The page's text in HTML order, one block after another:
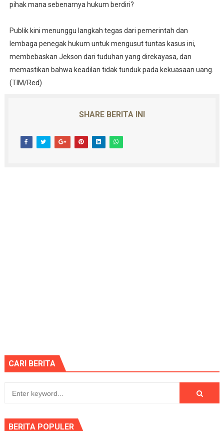
pihak mana sebenarnya hukum berdiri?
Publik kini menunggu langkah tegas dari pemerintah dan
lembaga penegak hukum untuk mengusut tuntas kasus ini,
membebaskan Jekson dari tuduhan yang direkayasa, dan
memastikan bahwa keadilan tidak tunduk pada kekuasaan uang.
(TIM/Red)
SHARE BERITA INI
CARI BERITA
BERITA POPULER